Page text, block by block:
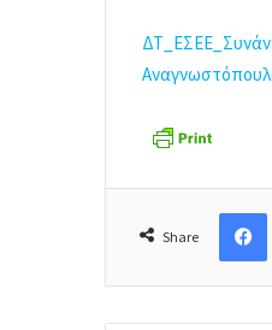
Share